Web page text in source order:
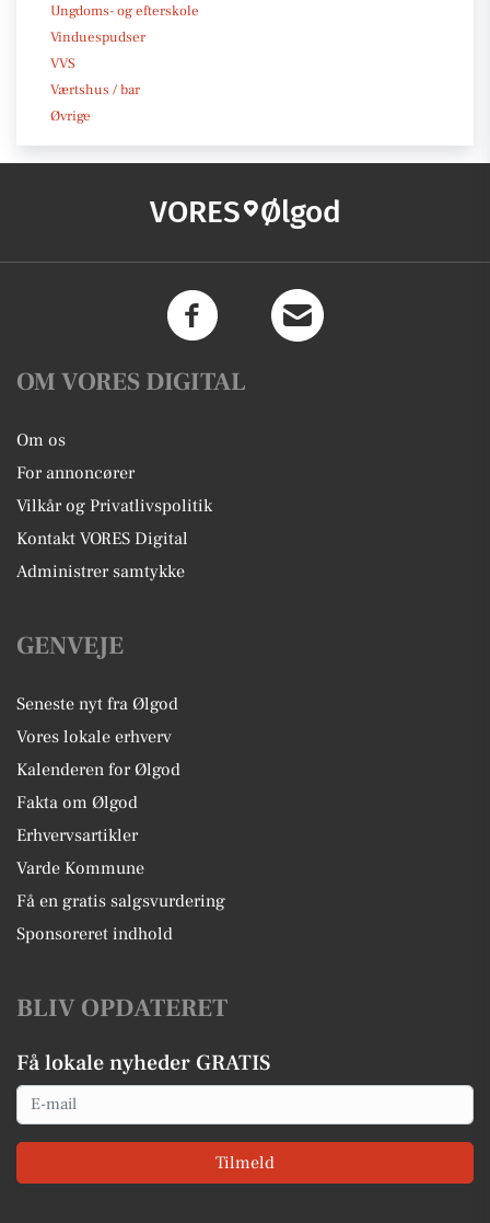
Ungdoms- og efterskole
Vinduespudser
VVS
Værtshus / bar
Øvrige
VORES Ølgod
OM VORES DIGITAL
Om os
For annoncører
Vilkår og Privatlivspolitik
Kontakt VORES Digital
Administrer samtykke
GENVEJE
Seneste nyt fra Ølgod
Vores lokale erhverv
Kalenderen for Ølgod
Fakta om Ølgod
Erhvervsartikler
Varde Kommune
Få en gratis salgsvurdering
Sponsoreret indhold
BLIV OPDATERET
Få lokale nyheder GRATIS
Email
Tilmeld